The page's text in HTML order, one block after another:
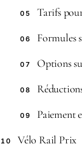
05 Tarifs
06 Formules
07 Options
08
09 Paiement
10 Vélo Rail Prix